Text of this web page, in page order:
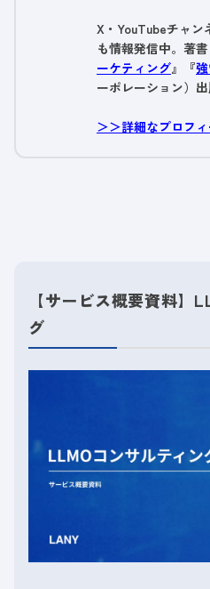
X・YouTubeチャン
も情報発信中。著
ーケティング』『
ーポレーション）出
＞＞詳細なプロフ
【サービス概要資料】
グ